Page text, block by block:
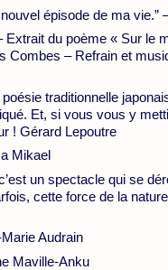
épisode de ma vie.”
du poème « Sur le
Combes – Refrain et
poésie traditionnelle
Et, si vous vous y
! Gérard Lepoutre
Mikael
un spectacle qui se
cette force de la
Audrain
Maville-Anku